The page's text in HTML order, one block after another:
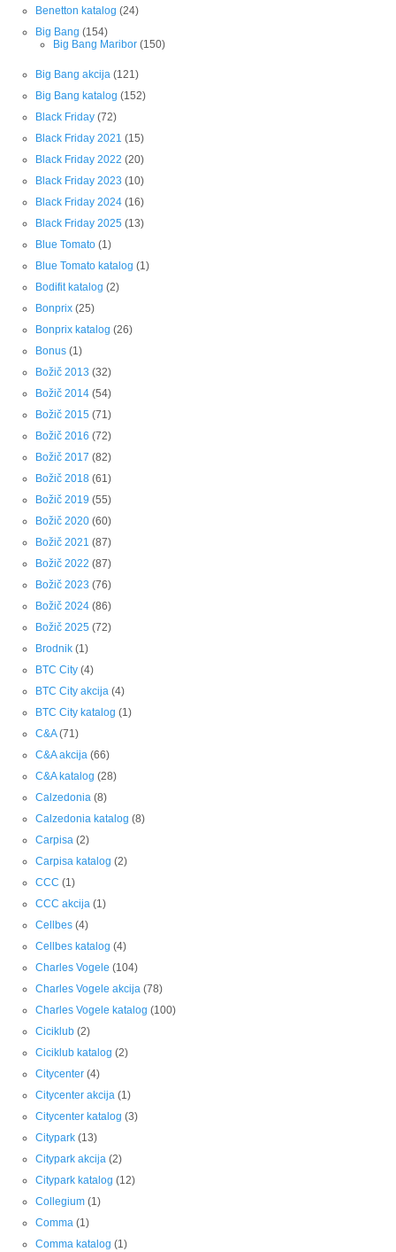
Benetton katalog (24)
Big Bang (154)
Big Bang Maribor (150)
Big Bang akcija (121)
Big Bang katalog (152)
Black Friday (72)
Black Friday 2021 (15)
Black Friday 2022 (20)
Black Friday 2023 (10)
Black Friday 2024 (16)
Black Friday 2025 (13)
Blue Tomato (1)
Blue Tomato katalog (1)
Bodifit katalog (2)
Bonprix (25)
Bonprix katalog (26)
Bonus (1)
Božič 2013 (32)
Božič 2014 (54)
Božič 2015 (71)
Božič 2016 (72)
Božič 2017 (82)
Božič 2018 (61)
Božič 2019 (55)
Božič 2020 (60)
Božič 2021 (87)
Božič 2022 (87)
Božič 2023 (76)
Božič 2024 (86)
Božič 2025 (72)
Brodnik (1)
BTC City (4)
BTC City akcija (4)
BTC City katalog (1)
C&A(71)
C&A akcija (66)
C&A katalog (28)
Calzedonia (8)
Calzedonia katalog (8)
Carpisa (2)
Carpisa katalog (2)
CCC (1)
CCC akcija (1)
Cellbes (4)
Cellbes katalog (4)
Charles Vogele (104)
Charles Vogele akcija (78)
Charles Vogele katalog (100)
Ciciklub (2)
Ciciklub katalog (2)
Citycenter (4)
Citycenter akcija (1)
Citycenter katalog (3)
Citypark (13)
Citypark akcija (2)
Citypark katalog (12)
Collegium (1)
Comma (1)
Comma katalog (1)